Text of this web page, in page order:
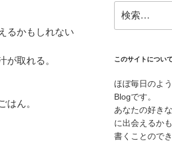
るかもしれない
が取れる。
はん。
索:
このサイトについ
ほぼ毎日のよ
Blogです。
あなたの好き
に出会えるか
書くことので